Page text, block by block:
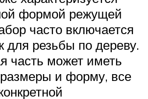
формой режущей
часто включается
для резьбы по дереву.
часть может иметь
и форму, все